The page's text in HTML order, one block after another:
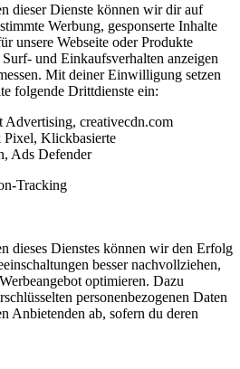
dieser Dienste können wir dir auf
Werbung, gesponserte Inhalte
unsere Webseite oder Produkte
und Einkaufsverhalten anzeigen
Mit deiner Einwilligung setzen
folgende Drittdienste ein:
creativecdn.com
Klickbasierte
Ads Defender
Tracking
dieses Dienstes können wir den Erfolg
besser nachvollziehen,
optimieren. Dazu
personenbezogenen Daten
Anbietenden ab, sofern du deren